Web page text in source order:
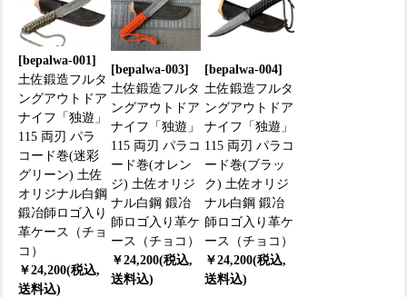
[bepalwa-001]
土佐鍛造フルタ
ングアウトドア
ナイフ「独遊」
115 両刃 パラ
コード巻(迷彩
グリーン) 土佐
オリジナル白鋼
鍛冶師ロゴ入り
革ケース（チョ
コ）
￥24,200(税込,
送料込)
[bepalwa-003]
土佐鍛造フルタ
ングアウトドア
ナイフ「独遊」
115 両刃 パラコ
ード巻(オレン
ジ) 土佐オリジ
ナル白鋼 鍛冶
師ロゴ入り革ケ
ース（チョコ）
￥24,200(税込,
送料込)
[bepalwa-004]
土佐鍛造フルタ
ングアウトドア
ナイフ「独遊」
115 両刃 パラコ
ード巻(ブラッ
ク) 土佐オリジ
ナル白鋼 鍛冶
師ロゴ入り革ケ
ース（チョコ）
￥24,200(税込,
送料込)